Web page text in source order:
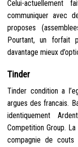
Celui-
communiquer avec
proposes
Pourtant, un forfait
davantage mieux
Tinder
Tinder condition a
argues des francais.
identiquement
Competition Group.
compagnie de couts